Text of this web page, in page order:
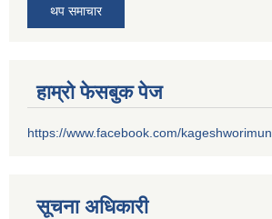
थप समाचार
हाम्रो फेसबुक पेज
https://www.facebook.com/kageshworimun
सूचना अधिकारी